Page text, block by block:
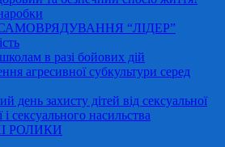
“ЛІДЕР”
в разі бойових дій
агресивної субкультури серед
день захисту дітей від сексуальної
і сексуального насильства
РОЛИКИ